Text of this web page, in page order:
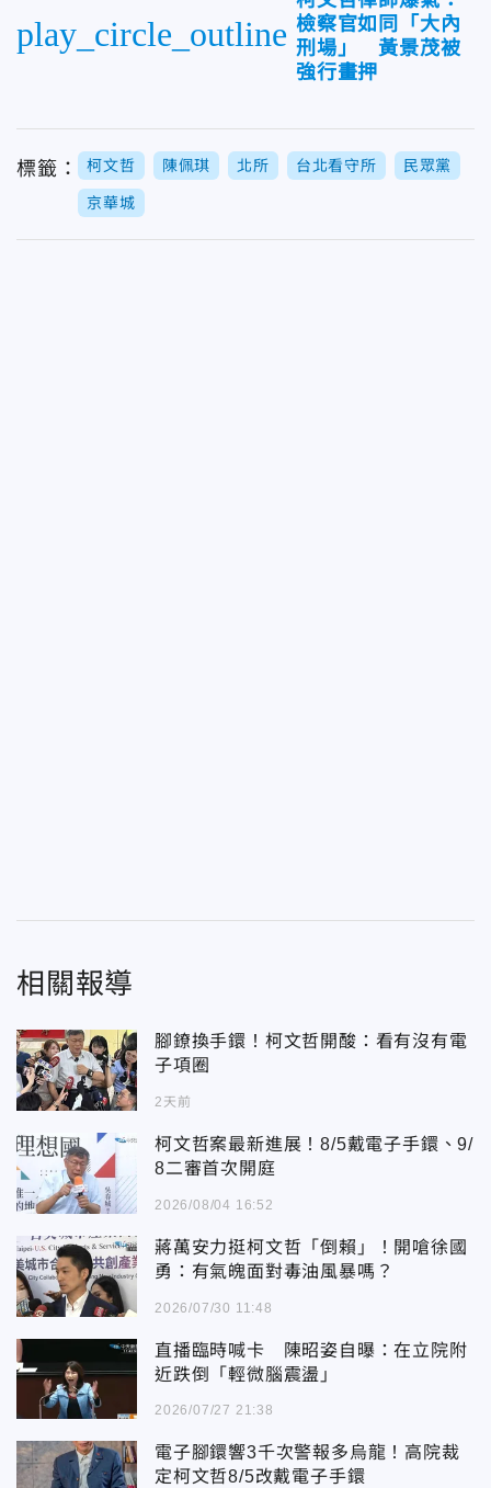
play_circle_outline 檢察官如同「大內
刑場」 黃景茂被
強行畫押
標籤： 柯文哲 陳佩琪 北所 台北看守所 民眾黨
京華城
相關報導
腳鐐換手鐶！柯文哲開酸：看有沒有電
子項圈
2天前
柯文哲案最新進展！8/5戴電子手鐶、9/
8二審首次開庭
2026/08/04 16:52
蔣萬安力挺柯文哲「倒賴」！開嗆徐國
勇：有氣魄面對毒油風暴嗎？
2026/07/30 11:48
直播臨時喊卡 陳昭姿自曝：在立院附
近跌倒「輕微腦震盪」
2026/07/27 21:38
電子腳鐶響3千次警報多烏龍！高院裁
定柯文哲8/5改戴電子手鐶